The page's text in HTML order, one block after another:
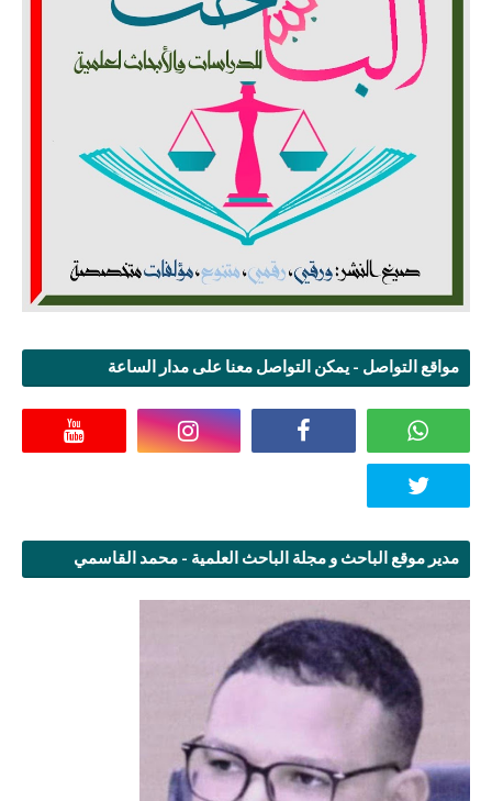
مواقع التواصل - يمكن التواصل معنا على مدار الساعة
مدير موقع الباحث و مجلة الباحث العلمية - محمد القاسمي